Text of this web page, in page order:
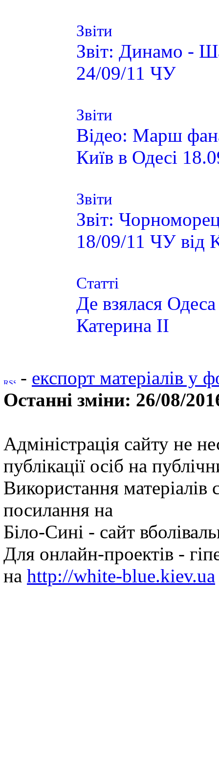
Звіти
Звіт: Динамо -
24/09/11 ЧУ
Звіти
Відео: Марш
Київ в Одесі
Звіти
Звіт:
18/09/11 ЧУ від
Статті
Де взялася
Катерина ІІ
- експорт матеріалів у
Останні зміни: 26/08/
Адміністрація сайту не
публікації осіб на
Використання матеріалів
посилання на
Біло-Сині - сайт
Для онлайн-проектів -
на http://white-blue.kiev.ua